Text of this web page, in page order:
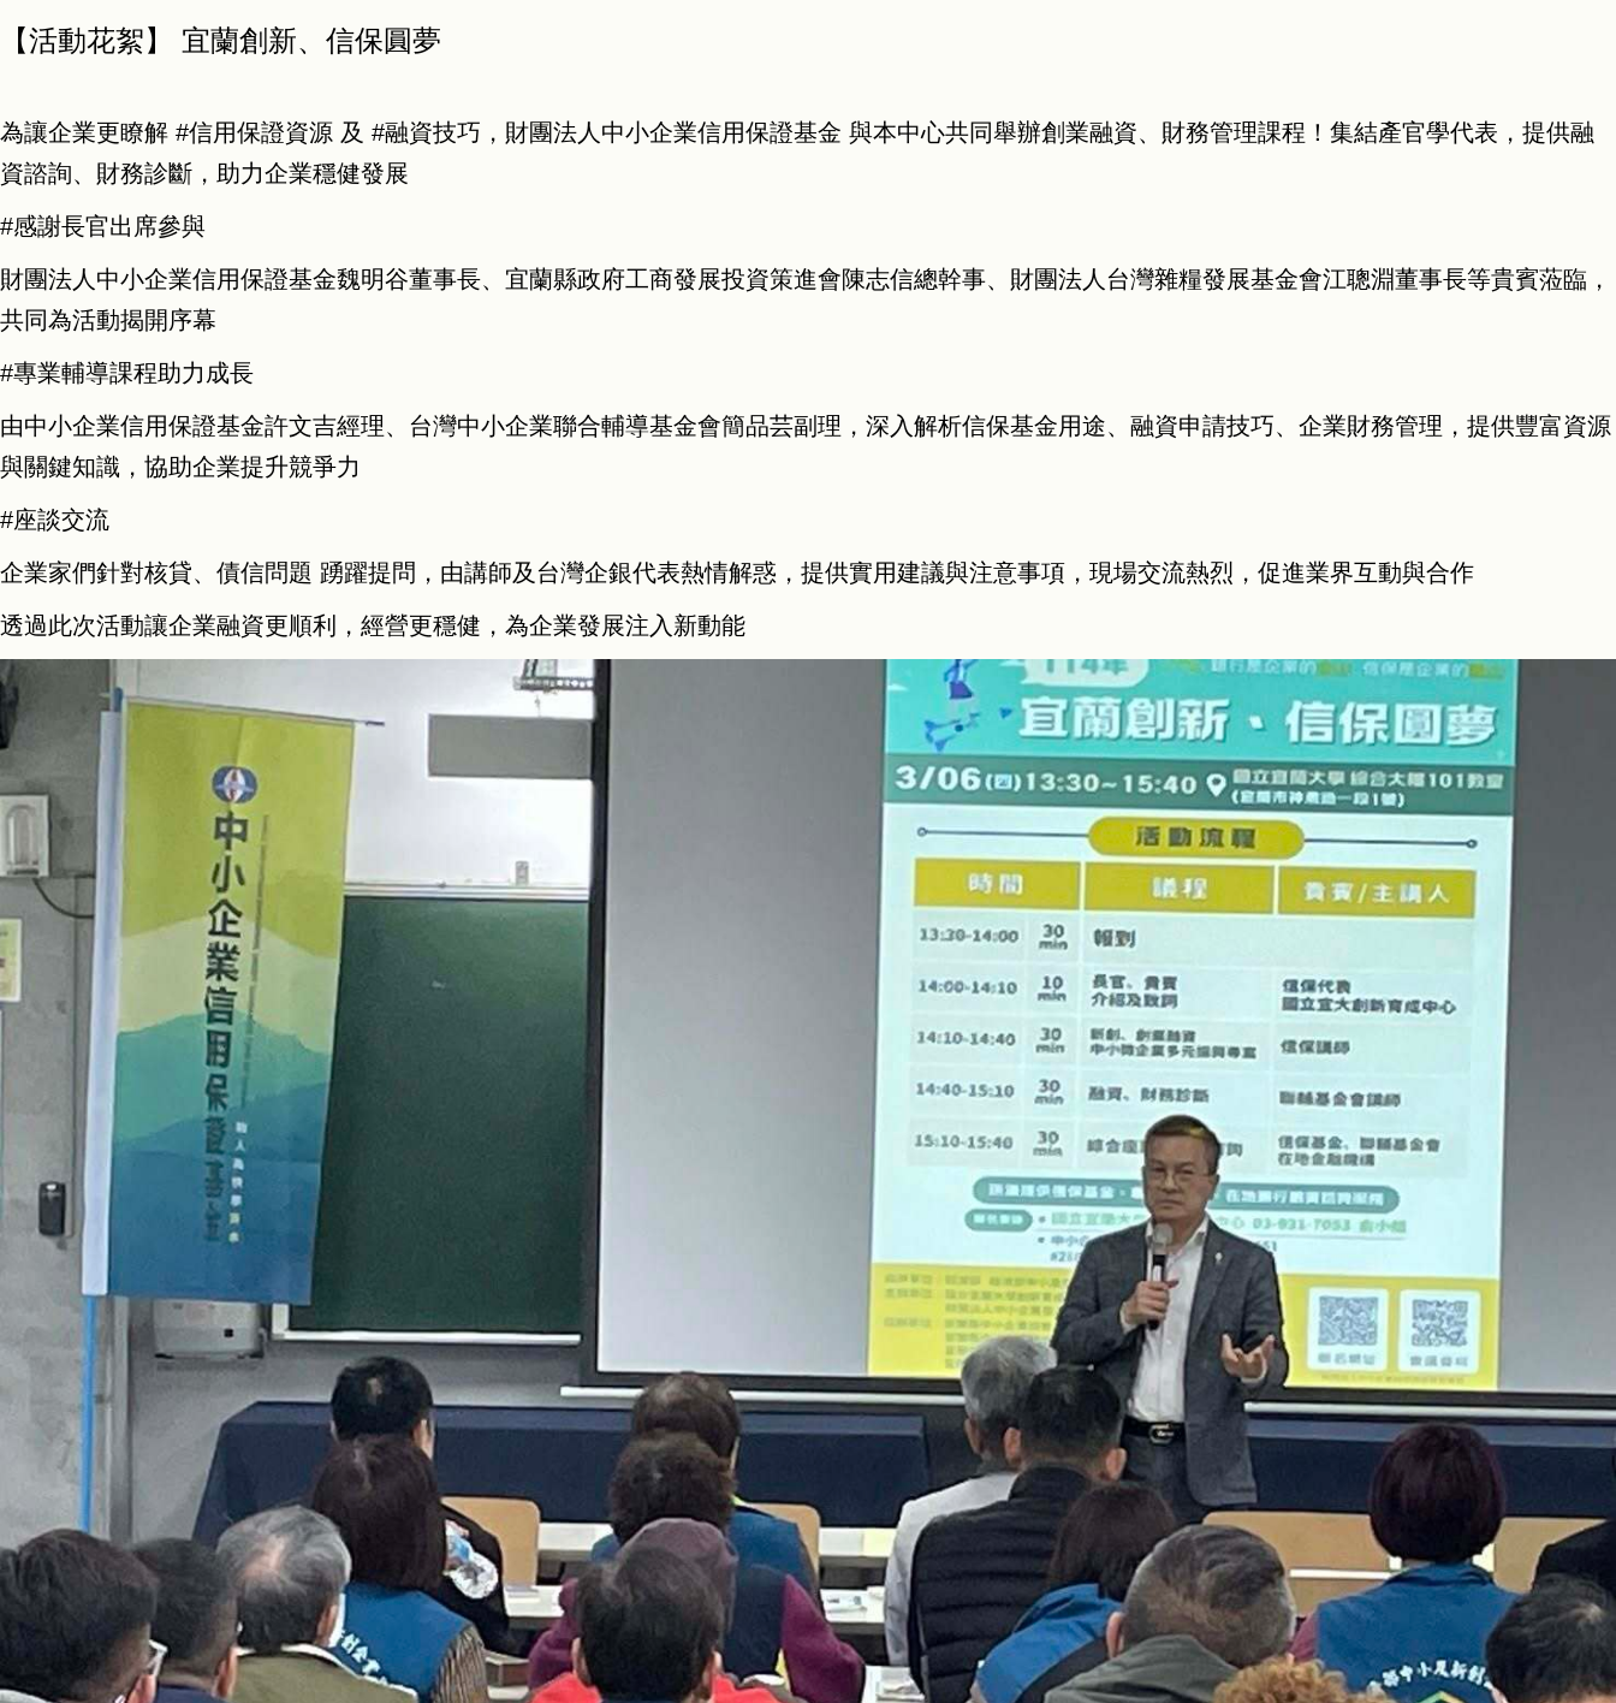
【活動花絮】 宜蘭創新、信保圓夢
為讓企業更瞭解 #信用保證資源 及 #融資技巧 ， 財團法人中小企業信用保證基金 與本中心共同舉辦創業融資、財務管理課程！集結產官學代表，提供融
資諮詢、財務診斷，助力企業穩健發展
#感謝長官出席參與
財團法人中小企業信用保證基金魏明谷董事長、宜蘭縣政府工商發展投資策進會陳志信總幹事、財團法人台灣雜糧發展基金會江聰淵董事長等貴賓蒞臨，
共同為活動揭開序幕
#專業輔導課程助力成長
由中小企業信用保證基金許文吉經理、台灣中小企業聯合輔導基金會簡品芸副理，深入解析信保基金用途、融資申請技巧、企業財務管理，提供豐富資源
與關鍵知識，協助企業提升競爭力
#座談交流
企業家們針對核貸、債信問題 踴躍提問，由講師及台灣企銀代表熱情解惑，提供實用建議與注意事項，現場交流熱烈，促進業界互動與合作
透過此次活動讓企業融資更順利，經營更穩健，為企業發展注入新動能